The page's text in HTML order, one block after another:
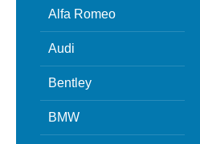
Alfa Romeo
Audi
Bentley
BMW